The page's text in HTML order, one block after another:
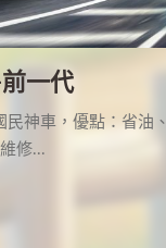
前一代
神車，優點：省油、
修...